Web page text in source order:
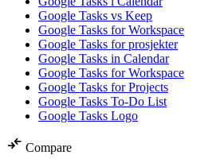
Google Tasks vs Keep
Google Tasks for Workspace
Google Tasks for prosjekter
Google Tasks in Calendar
Google Tasks for Workspace
Google Tasks for Projects
Google Tasks To-Do List
Google Tasks Logo
compare_arrows Compare